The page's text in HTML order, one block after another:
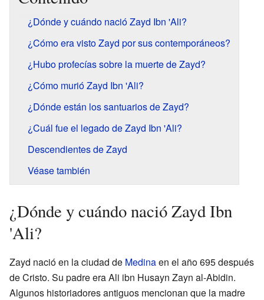
¿Dónde y cuándo nació Zayd Ibn 'Ali?
¿Cómo era visto Zayd por sus contemporáneos?
¿Hubo profecías sobre la muerte de Zayd?
¿Cómo murió Zayd Ibn 'Ali?
¿Dónde están los santuarios de Zayd?
¿Cuál fue el legado de Zayd Ibn 'Ali?
Descendientes de Zayd
Véase también
¿Dónde y cuándo nació Zayd Ibn
'Ali?
Zayd nació en la ciudad de Medinaen el año 695 después
de Cristo. Su padre era Ali ibn Husayn Zayn al-Abidin.
Algunos historiadores antiguos mencionan que la madre